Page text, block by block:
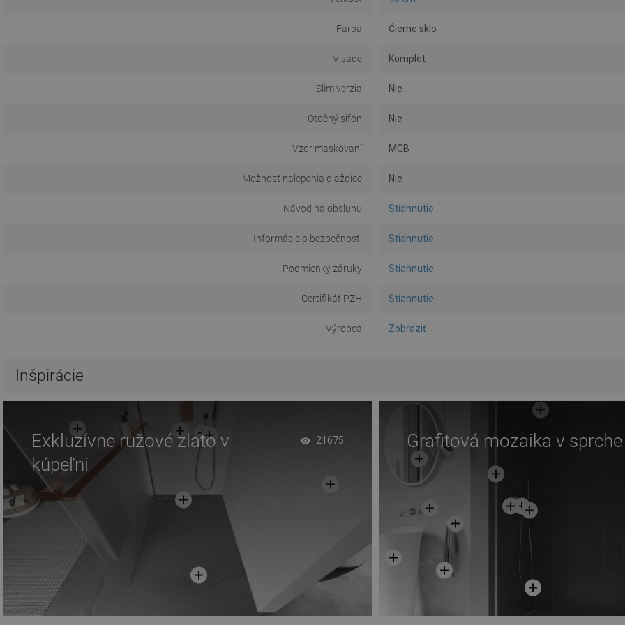
Farba Čierne sklo
V sade Komplet
Slim verzia Nie
Otočný sifón Nie
Vzor maskovaní MGB
Možnosť nalepenia dlaždice Nie
Návod na obsluhu Stiahnutie
Informácie o bezpečnosti Stiahnutie
Podmienky záruky Stiahnutie
Certifikát PZH Stiahnutie
Výrobca Zobraziť
Inšpirácie
Exkluzívne ružové zlato v
kúpeľni
21675 Grafitová mozaika v sprche